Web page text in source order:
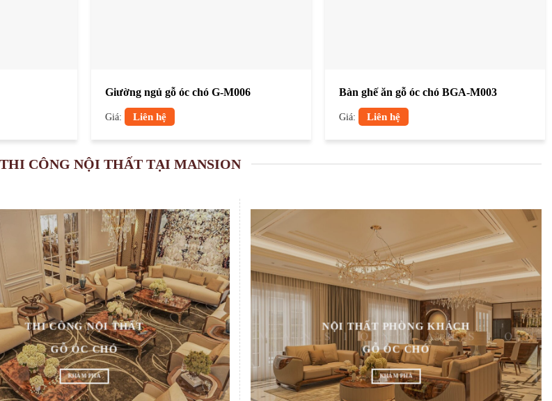
Giường ngủ gỗ óc chó G-M006
Giá: Liên hệ
Bàn ghế ăn gỗ óc chó BGA-M003
Giá: Liên hệ
CÔNG NỘI THẤT TẠI MANSION
THI CÔNG NỘI THẤT
GỖ ÓC CHÓ
KHÁM PHÁ
NỘI THẤT PHÒNG KHÁCH
GỖ ÓC CHÓ
KHÁM PHÁ